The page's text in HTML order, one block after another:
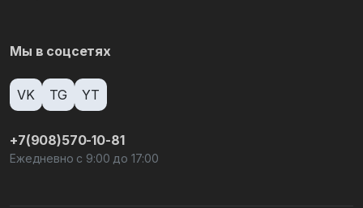
Мы в соцсетях
VK TG YT
+7(908)570-10-81
Ежедневно с 9:00 до 17:00